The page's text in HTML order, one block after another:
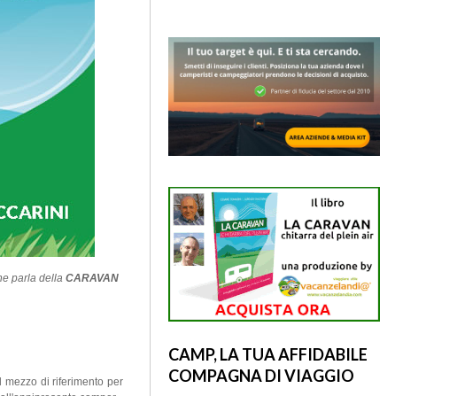
parla dellaCARAVAN
mezzo di riferimento per
CAMP, LA TUA AFFIDABILE
COMPAGNA DI VIAGGIO